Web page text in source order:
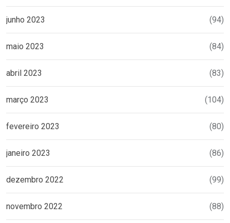
junho 2023 (94)
maio 2023 (84)
abril 2023 (83)
março 2023 (104)
fevereiro 2023 (80)
janeiro 2023 (86)
dezembro 2022 (99)
novembro 2022 (88)